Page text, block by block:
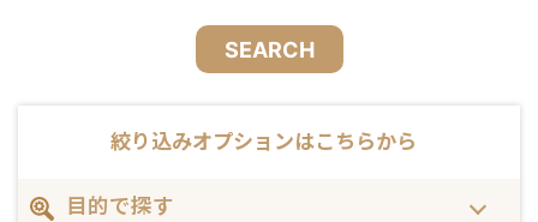
SEARCH
絞り込みオプションはこちらから
目的で探す